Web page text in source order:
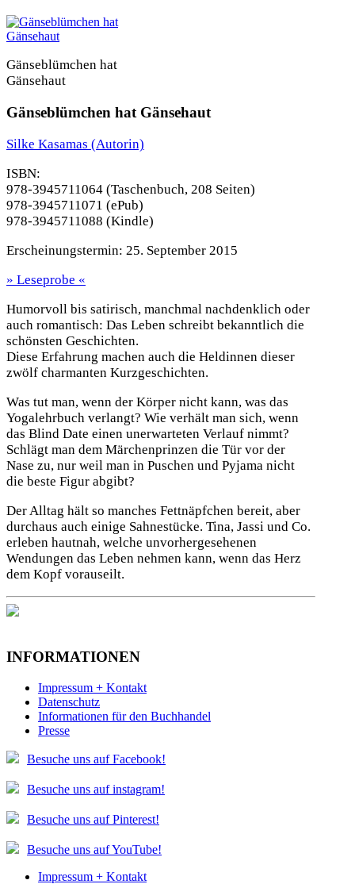
Gänseblümchen hat
Gänsehaut
Gänseblümchen hat Gänsehaut
Silke Kasamas (Autorin)
ISBN:
978-3945711064 (Taschenbuch, 208 Seiten)
978-3945711071 (ePub)
978-3945711088 (Kindle)
Erscheinungstermin: 25. September 2015
» Leseprobe «
Humorvoll bis satirisch, manchmal nachdenklich oder
auch romantisch: Das Leben schreibt bekanntlich die
schönsten Geschichten.
Diese Erfahrung machen auch die Heldinnen dieser
zwölf charmanten Kurzgeschichten.
Was tut man, wenn der Körper nicht kann, was das
Yogalehrbuch verlangt? Wie verhält man sich, wenn
das Blind Date einen unerwarteten Verlauf nimmt?
Schlägt man dem Märchenprinzen die Tür vor der
Nase zu, nur weil man in Puschen und Pyjama nicht
die beste Figur abgibt?
Der Alltag hält so manches Fettnäpfchen bereit, aber
durchaus auch einige Sahnestücke. Tina, Jassi und Co.
erleben hautnah, welche unvorhergesehenen
Wendungen das Leben nehmen kann, wenn das Herz
dem Kopf vorauseilt.
INFORMATIONEN
Impressum + Kontakt
Datenschutz
Informationen für den Buchhandel
Presse
Besuche uns auf Facebook!
Besuche uns auf instagram!
Besuche uns auf Pinterest!
Besuche uns auf YouTube!
Impressum + Kontakt